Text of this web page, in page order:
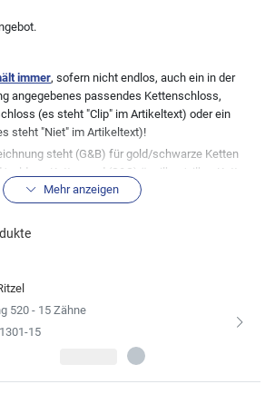
immer, sofern nicht endlos, auch ein in der
angegebenes passendes Kettenschloss,
(es steht "Clip" im Artikeltext) oder ein
steht "Niet" im Artikeltext)!
steht (G&B) für gold/schwarze Ketten
goldene Ketten und (S&S) ür silber/silber Ketten.
Ketten (genannt schwarz), haben keine
zu den Teilen im Kettensatz:
daher weisen wir ausdrücklich
der von uns hier angezeigten
zu dem angebotenen Artikel von uns. Bei
auch gerne mal undokumentierte
der Hersteller durchgeführt, so dass die hier
Mehr anzeigen
520 - 15 Zähne
15